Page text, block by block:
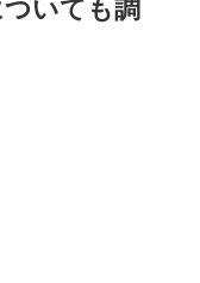
いても調